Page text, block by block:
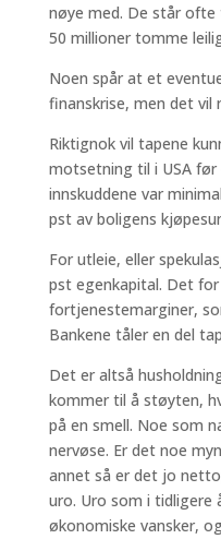
nøye med. De står
50 millioner tomme
Noen spår at et
finanskrise, men det vil
Riktignok vil tapene
motsetning til i USA før
innskuddene var
pst av boligens
For utleie, eller
pst egenkapital. Det
fortjenestemarginer,
Bankene tåler en del
Det er altså
kommer til å støyten,
på en smell. Noe som
nervøse. Er det noe
annet så er det jo
uro. Uro som i
økonomiske vansker,